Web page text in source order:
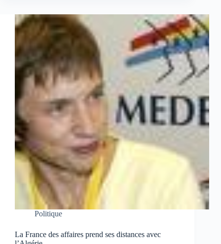
Politique
La France des affaires prend ses distances avec